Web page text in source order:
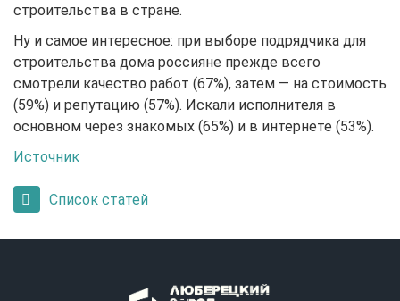
строительства в стране.
Ну и самое интересное: при выборе подрядчика для
строительства дома россияне прежде всего
смотрели качество работ (67%), затем — на стоимость
(59%) и репутацию (57%). Искали исполнителя в
основном через знакомых (65%) и в интернете (53%).
Источник
Список статей